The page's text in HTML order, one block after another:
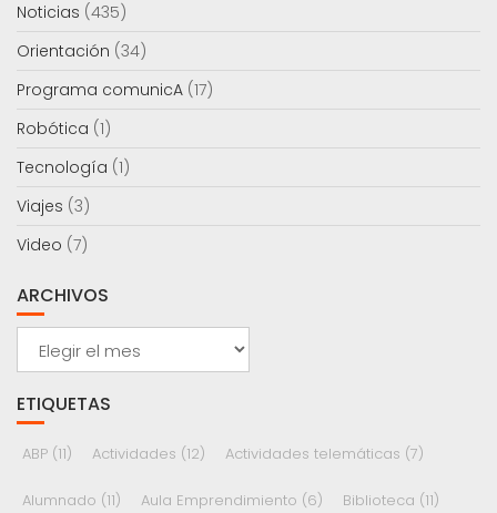
Noticias (435)
Orientación (34)
Programa comunicA (17)
Robótica (1)
Tecnología (1)
Viajes (3)
Video (7)
ARCHIVOS
Archivos
ETIQUETAS
ABP (11) Actividades (12) Actividades telemáticas (7)
Alumnado (11) Aula Emprendimiento (6) Biblioteca (11)